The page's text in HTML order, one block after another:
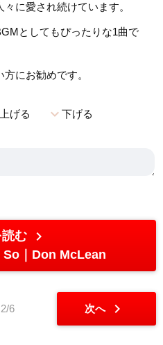
に愛され続けています。
としてもぴったりな1曲で
にお勧めです。
げる expand_more下げる
む chevron_right
So Don McLean
2/6 次へ chevron_right